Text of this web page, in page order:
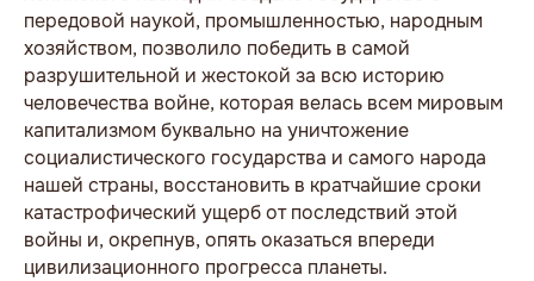
передовой наукой, промышленностью, народным
хозяйством, позволило победить в самой
разрушительной и жестокой за всю историю
человечества войне, которая велась всем мировым
капитализмом буквально на уничтожение
социалистического государства и самого народа
нашей страны, восстановить в кратчайшие сроки
катастрофический ущерб от последствий этой
войны и, окрепнув, опять оказаться впереди
цивилизационного прогресса планеты.